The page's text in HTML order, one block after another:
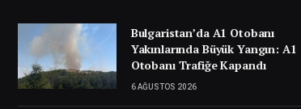
Bulgaristan’da A1 Otobanı
Yakınlarında Büyük Yangın: A1
Otobanı Trafiğe Kapandı
6 AĞUSTOS 2026